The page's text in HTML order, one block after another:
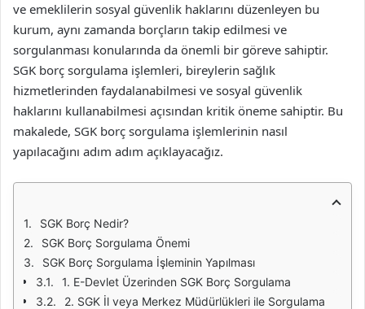
ve emeklilerin sosyal güvenlik haklarını düzenleyen bu
kurum, aynı zamanda borçların takip edilmesi ve
sorgulanması konularında da önemli bir göreve sahiptir.
SGK borç sorgulama işlemleri, bireylerin sağlık
hizmetlerinden faydalanabilmesi ve sosyal güvenlik
haklarını kullanabilmesi açısından kritik öneme sahiptir. Bu
makalede, SGK borç sorgulama işlemlerinin nasıl
yapılacağını adım adım açıklayacağız.
SGK Borç Nedir?
SGK Borç Sorgulama Önemi
SGK Borç Sorgulama İşleminin Yapılması
1. E-Devlet Üzerinden SGK Borç Sorgulama
2. SGK İl veya Merkez Müdürlükleri ile Sorgulama